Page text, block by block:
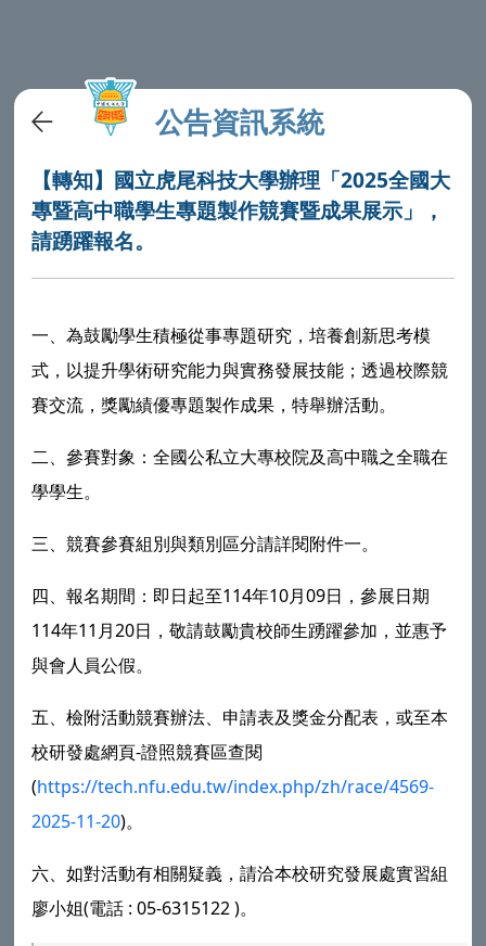
公告資訊系統
【轉知】國立虎尾科技大學辦理「2025全國大
專暨高中職學生專題製作競賽暨成果展示」，
請踴躍報名。
一、為鼓勵學生積極從事專題研究，培養創新思考模
式，以提升學術研究能力與實務發展技能；透過校際競
賽交流，獎勵績優專題製作成果，特舉辦活動。
二、參賽對象：全國公私立大專校院及高中職之全職在
學學生。
三、競賽參賽組別與類別區分請詳閱附件一。
四、報名期間：即日起至114年10月09日，參展日期
114年11月20日，敬請鼓勵貴校師生踴躍參加，並惠予
與會人員公假。
五、檢附活動競賽辦法、申請表及獎金分配表，或至本
校研發處網頁-證照競賽區查閱
(https://tech.nfu.edu.tw/index.php/zh/race/4569-
2025-11-20)。
六、如對活動有相關疑義，請洽本校研究發展處實習組
廖小姐(電話 : 05-6315122 )。